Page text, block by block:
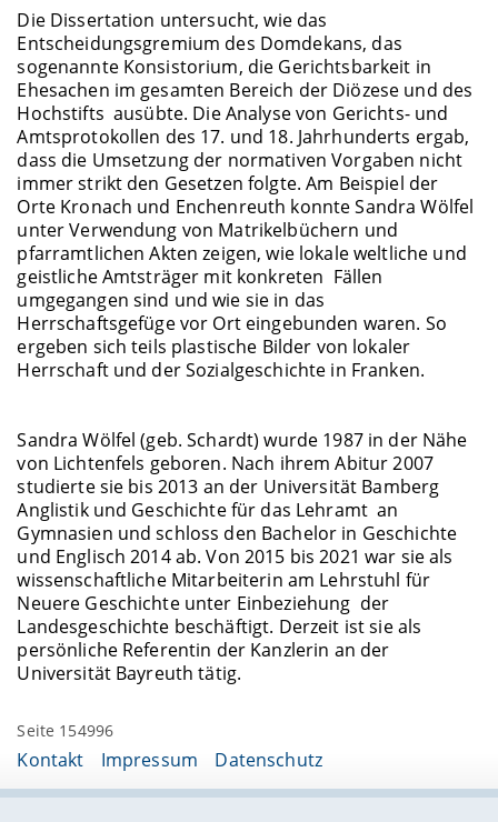
Die Dissertation untersucht, wie das
Entscheidungsgremium des Domdekans, das
sogenannte Konsistorium, die Gerichtsbarkeit in
Ehesachen im gesamten Bereich der Diözese und des
Hochstifts ausübte. Die Analyse von Gerichts- und
Amtsprotokollen des 17. und 18. Jahrhunderts ergab,
dass die Umsetzung der normativen Vorgaben nicht
immer strikt den Gesetzen folgte. Am Beispiel der
Orte Kronach und Enchenreuth konnte Sandra Wölfel
unter Verwendung von Matrikelbüchern und
pfarramtlichen Akten zeigen, wie lokale weltliche und
geistliche Amtsträger mit konkreten Fällen
umgegangen sind und wie sie in das
Herrschaftsgefüge vor Ort eingebunden waren. So
ergeben sich teils plastische Bilder von lokaler
Herrschaft und der Sozialgeschichte in Franken.
Sandra Wölfel (geb. Schardt) wurde 1987 in der Nähe
von Lichtenfels geboren. Nach ihrem Abitur 2007
studierte sie bis 2013 an der Universität Bamberg
Anglistik und Geschichte für das Lehramt an
Gymnasien und schloss den Bachelor in Geschichte
und Englisch 2014 ab. Von 2015 bis 2021 war sie als
wissenschaftliche Mitarbeiterin am Lehrstuhl für
Neuere Geschichte unter Einbeziehung der
Landesgeschichte beschäftigt. Derzeit ist sie als
persönliche Referentin der Kanzlerin an der
Universität Bayreuth tätig.
Seite 154996
Kontakt Impressum Datenschutz